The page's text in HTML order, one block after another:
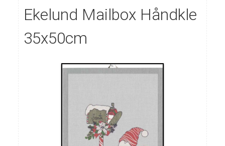
Ekelund Mailbox Håndkle
35x50cm